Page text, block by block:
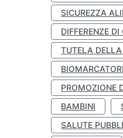
SICUREZZA
DIFFERENZE DI
TUTELA
BIOMARCATORI
PROMOZIONE
BAMBINI
SALUTE